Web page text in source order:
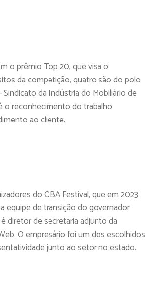
o prêmio Top 20, que visa o
da competição, quatro são do polo
Sindicato da Indústria do Mobiliário de
o reconhecimento do trabalho
ao cliente.
do OBA Festival, que em 2023
equipe de transição do governador
diretor de secretaria adjunto da
O empresário foi um dos escolhidos
junto ao setor no estado.